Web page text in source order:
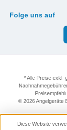
Folge uns auf
* Alle Preise exkl.
© 2026 Angelgeräte
Diese Website